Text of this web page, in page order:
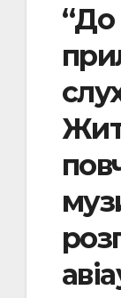
“До